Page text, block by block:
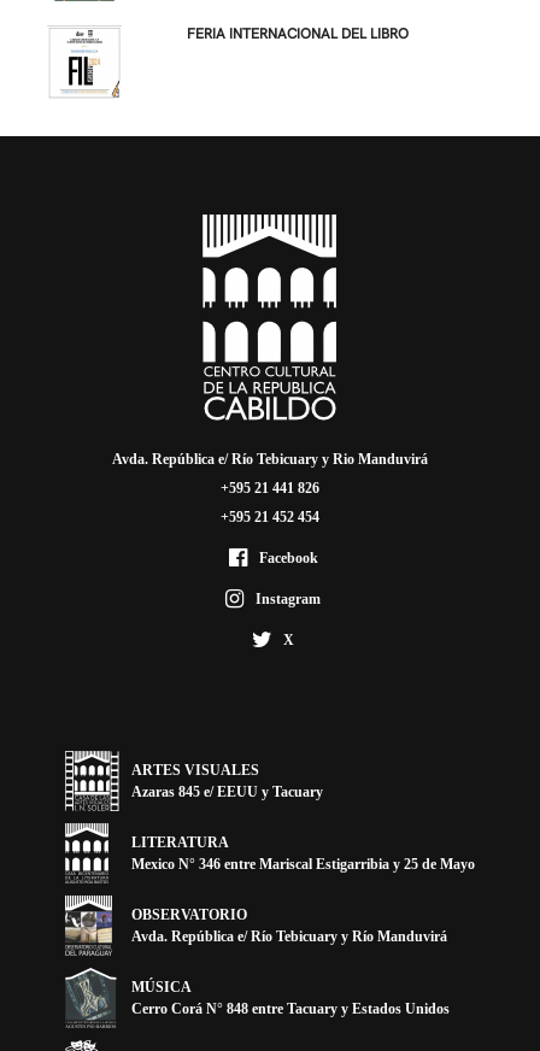
FERIA INTERNACIONAL DEL LIBRO
Avda. República e/ Río Tebicuary y Rio Manduvirá
+595 21 441 826
+595 21 452 454
Facebook
Instagram
X
ARTES VISUALES
Azaras 845 e/ EEUU y Tacuary
LITERATURA
Mexico N° 346 entre Mariscal Estigarribia y 25 de Mayo
OBSERVATORIO
Avda. República e/ Río Tebicuary y Río Manduvirá
MÚSICA
Cerro Corá N° 848 entre Tacuary y Estados Unidos